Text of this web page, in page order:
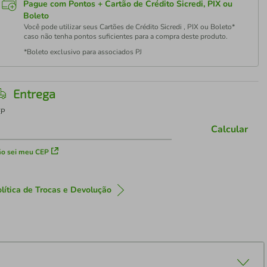
Pague com Pontos + Cartão de Crédito Sicredi, PIX ou
Boleto
Você pode utilizar seus Cartões de Crédito Sicredi , PIX ou Boleto*
caso não tenha pontos suficientes para a compra deste produto.
*Boleto exclusivo para associados PJ
Entrega
sei meu CEP
Calcular
de Trocas e Devolução